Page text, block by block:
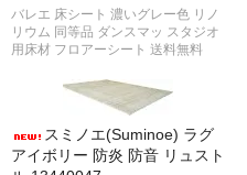
バレエ 床シート 濃いグレー色 リノ
リウム 同等品 ダンスマッ スタジオ
用床材 フロアーシート 送料無料
スミノエ(Suminoe) ラグ
アイボリー 防炎 防音 リュスト